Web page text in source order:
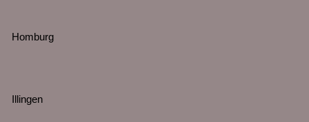
Homburg
Illingen